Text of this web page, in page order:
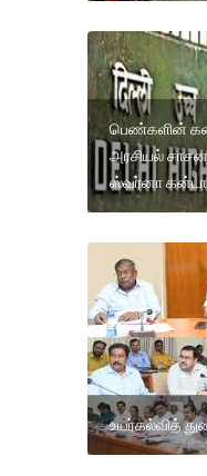
பெண்களின்
அரசியல்
ஸ்வர்னா கன்டா
உயர்கல்வித்